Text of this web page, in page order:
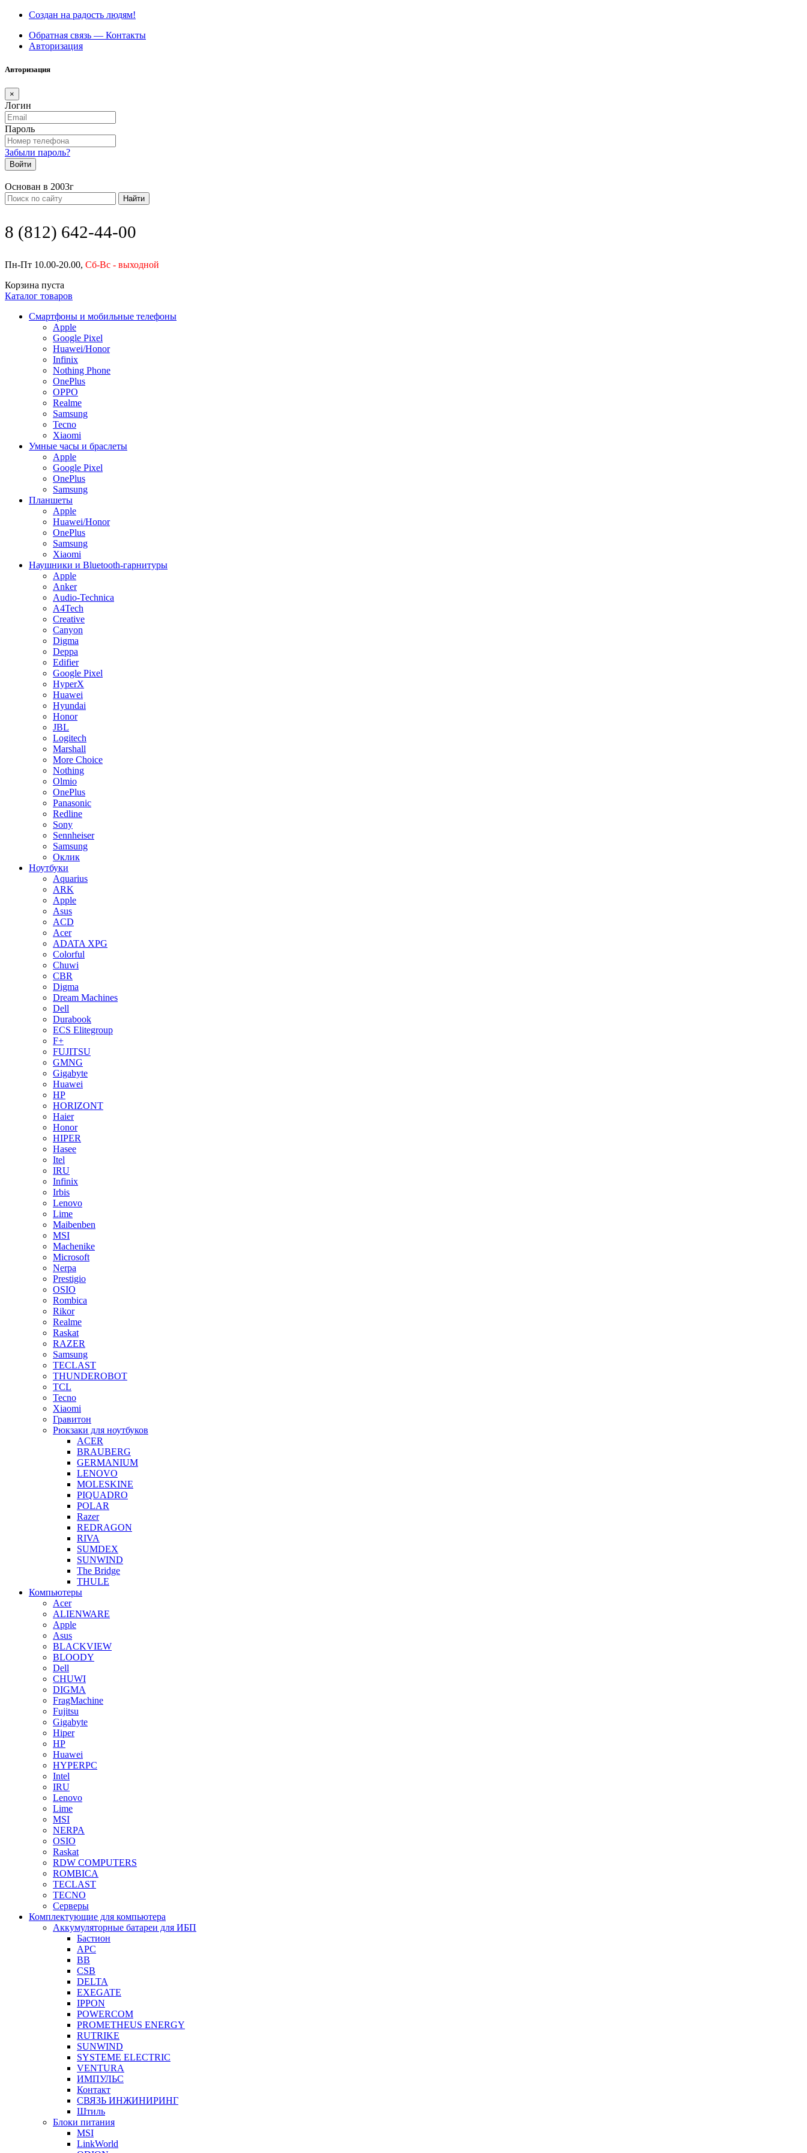
Создан на радость людям!
Обратная связь — Контакты
Авторизация
Авторизация
×
Логин
Пароль
Забыли пароль?
Войти
Основан в 2003г
Найти
8 (812) 642-44-00
Пн-Пт 10.00-20.00, Сб-Вс - выходной
Корзина пуста
Каталог товаров
Смартфоны и мобильные телефоны
Apple
Google Pixel
Huawei/Honor
Infinix
Nothing Phone
OnePlus
OPPO
Realme
Samsung
Tecno
Xiaomi
Умные часы и браслеты
Apple
Google Pixel
OnePlus
Samsung
Планшеты
Apple
Huawei/Honor
OnePlus
Samsung
Xiaomi
Наушники и Bluetooth-гарнитуры
Apple
Anker
Audio-Technica
A4Tech
Creative
Canyon
Digma
Deppa
Edifier
Google Pixel
HyperX
Huawei
Hyundai
Honor
JBL
Logitech
Marshall
More Choice
Nothing
Olmio
OnePlus
Panasonic
Redline
Sony
Sennheiser
Samsung
Оклик
Ноутбуки
Aquarius
ARK
Apple
Asus
ACD
Acer
ADATA XPG
Colorful
Chuwi
CBR
Digma
Dream Machines
Dell
Durabook
ECS Elitegroup
F+
FUJITSU
GMNG
Gigabyte
Huawei
HP
HORIZONT
Haier
Honor
HIPER
Hasee
Itel
IRU
Infinix
Irbis
Lenovo
Lime
Maibenben
MSI
Machenike
Microsoft
Nerpa
Prestigio
OSIO
Rombica
Rikor
Realme
Raskat
RAZER
Samsung
TECLAST
THUNDEROBOT
TCL
Tecno
Xiaomi
Гравитон
Рюкзаки для ноутбуков
ACER
BRAUBERG
GERMANIUM
LENOVO
MOLESKINE
PIQUADRO
POLAR
Razer
REDRAGON
RIVA
SUMDEX
SUNWIND
The Bridge
THULE
Компьютеры
Acer
ALIENWARE
Apple
Asus
BLACKVIEW
BLOODY
Dell
CHUWI
DIGMA
FragMachine
Fujitsu
Gigabyte
Hiper
HP
Huawei
HYPERPC
Intel
IRU
Lenovo
Lime
MSI
NERPA
OSIO
Raskat
RDW COMPUTERS
ROMBICA
TECLAST
TECNO
Серверы
Комплектующие для компьютера
Аккумуляторные батареи для ИБП
Бастион
APC
BB
CSB
DELTA
EXEGATE
IPPON
POWERCOM
PROMETHEUS ENERGY
RUTRIKE
SUNWIND
SYSTEME ELECTRIC
VENTURA
ИМПУЛЬС
Контакт
СВЯЗЬ ИНЖИНИРИНГ
Штиль
Блоки питания
MSI
LinkWorld